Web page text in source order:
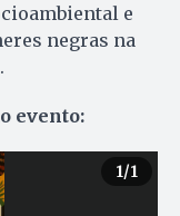
e
negras na
evento:
1/1